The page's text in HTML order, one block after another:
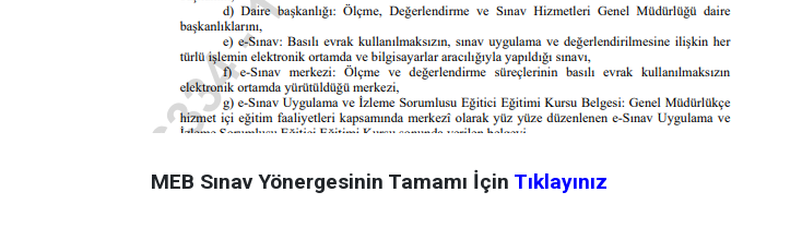
MEB Sınav Yönergesinin Tamamı İçin Tıklayınız